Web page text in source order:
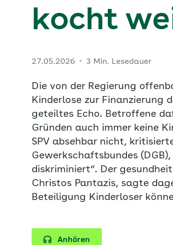
kocht
27.05.2026 3 Min. Lesedauer
Die von der Regierung
Kinderlose zur Finanzierung
geteiltes Echo. Betroffene
Gründen auch immer keine
SPV absehbar nicht,
Gewerkschaftsbundes
diskriminiert“. Der
Christos Pantazis, sagte
Beteiligung Kinderloser
Anhören